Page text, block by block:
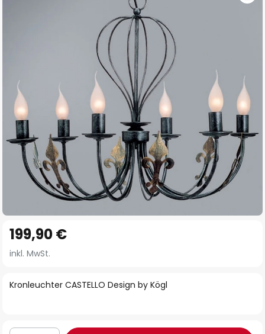
Anfang
der
springen
Kronleuchter CASTELLO Design by Kögl
199,90 €
inkl. MwSt.